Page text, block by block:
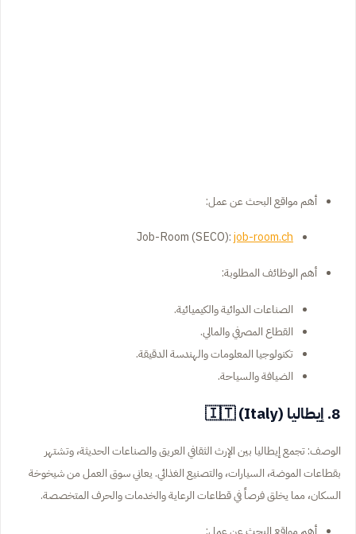
أهم مواقع البحث عن عمل:
Job-Room (SECO):job-room.ch
أهم الوظائف المطلوبة:
الصناعات الدوائية والكيميائية.
القطاع المصرفي والمالي.
تكنولوجيا المعلومات والهندسة الدقيقة.
الضيافة والسياحة.
8. إيطاليا (Italy) 🇮🇹
الوصف: تجمع إيطاليا بين الإرث الثقافي العريق والصناعات الحديثة، وتشتهر
بقطاعات الموضة، السيارات، والتصنيع الغذائي. يعاني سوق العمل من شيخوخة
السكان، مما يخلق فرصاً في قطاعات الرعاية والخدمات والحرف المتخصصة.